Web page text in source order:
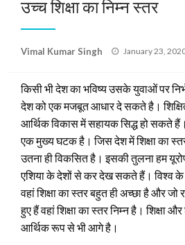
उच्च शिक्षा का निम्न स्तर
Vimal Kumar Singh
Posted
January 23,
किसी भी देश का भविष्य उसके युवाओं पर
देश को एक मजबूत आधार दे सकते है।
आर्थिक विकास में सहायक सिद्ध हो सकते
एक मुख्य घटक है। जिस देश में शिक्षा का
उतना ही विकसित है। इसकी तुलना हम
एशिया के देशों से कर देख सकते हैं। विश्व के
वहां शिक्षा का स्तर बहुत ही अच्छा है और
हुए हैं वहां शिक्षा का स्तर निम्न है। शिक्षा
आर्थिक रूप से भी आगे है।